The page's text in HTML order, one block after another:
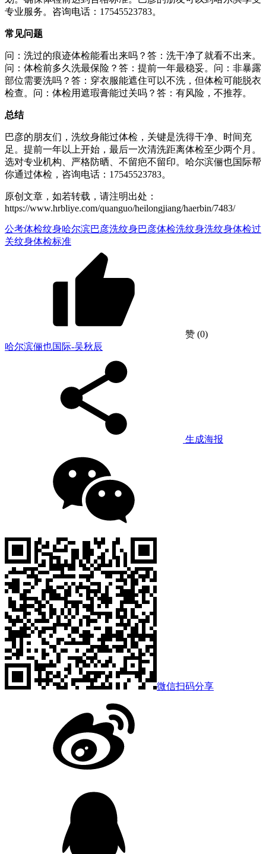
专业服务。咨询电话：17545523783。
常见问题
问：洗过的痕迹体检能看出来吗？答：洗干净了就看不出来。
问：体检前多久洗最保险？答：提前一年最稳妥。问：非暴露
部位需要洗吗？答：穿衣服能遮住可以不洗，但体检可能脱衣
检查。问：体检用遮瑕膏能过关吗？答：有风险，不推荐。
总结
巴彦的朋友们，洗纹身能过体检，关键是洗得干净、时间充
足。提前一年以上开始，最后一次清洗距离体检至少两个月。
选对专业机构、严格防晒、不留疤不留印。哈尔滨俪也国际帮
你通过体检，咨询电话：17545523783。
原创文章，如若转载，请注明出处：
https://www.hrbliye.com/quanguo/heilongjiang/haerbin/7483/
公考体检纹身哈尔滨巴彦洗纹身巴彦体检洗纹身洗纹身体检过
关纹身体检标准
赞 (0)
哈尔滨俪也国际-吴秋辰
生成海报
微信扫码分享